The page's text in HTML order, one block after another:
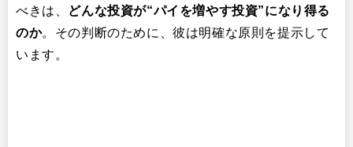
べきは、​ どんな投資が“パイを増やす投資”になり得る
のか​。その判断のために、彼は明確な原則を提示して
います。